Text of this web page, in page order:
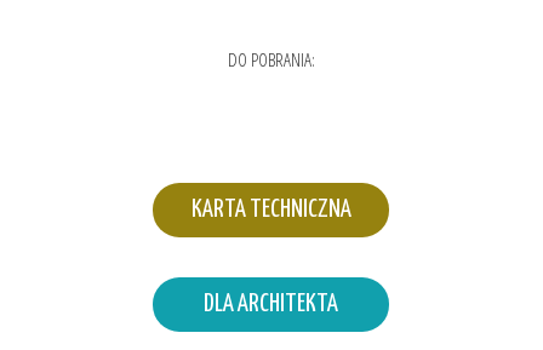
DO POBRANIA:
DLA ARCHITEKTA
KARTA TECHNICZNA